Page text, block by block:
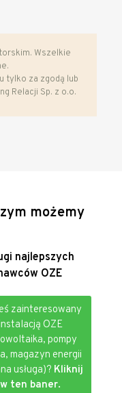
Wszelkie
tylko za zgodą lub
Relacji Sp. z o.o.
możemy
najlepszych
OZE
zainteresowany
instalacją OZE
pompy
magazyn energii
usługa)? Kliknij
w ten baner.